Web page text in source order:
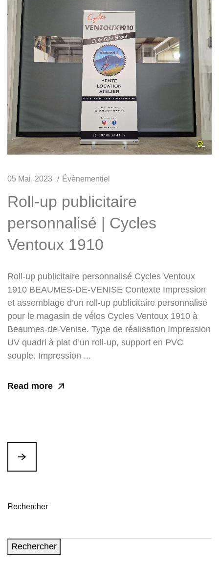
05 Mai, 2023 Évènementiel
Roll-up publicitaire
personnalisé | Cycles
Ventoux 1910
Roll-up publicitaire personnalisé Cycles Ventoux
1910 BEAUMES-DE-VENISE Contexte Impression
et assemblage d’un roll-up publicitaire personnalisé
pour le magasin de vélos Cycles Ventoux 1910 à
Beaumes-de-Venise. Type de réalisation Impression
UV quadri à plat d’un roll-up, support en PVC
souple. Impression ...
Read more
Rechercher
Rechercher